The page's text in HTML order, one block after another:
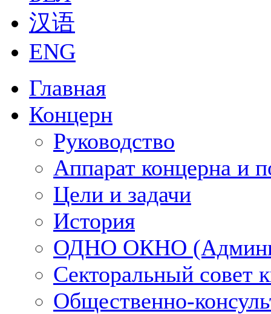
汉语
ENG
Главная
Концерн
Руководство
Аппарат концерна и
Цели и задачи
История
ОДНО ОКНО
Секторальный совет
Общественно-